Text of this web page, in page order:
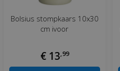
Bolsius stompkaars 10x30
cm ivoor
€ 13 99